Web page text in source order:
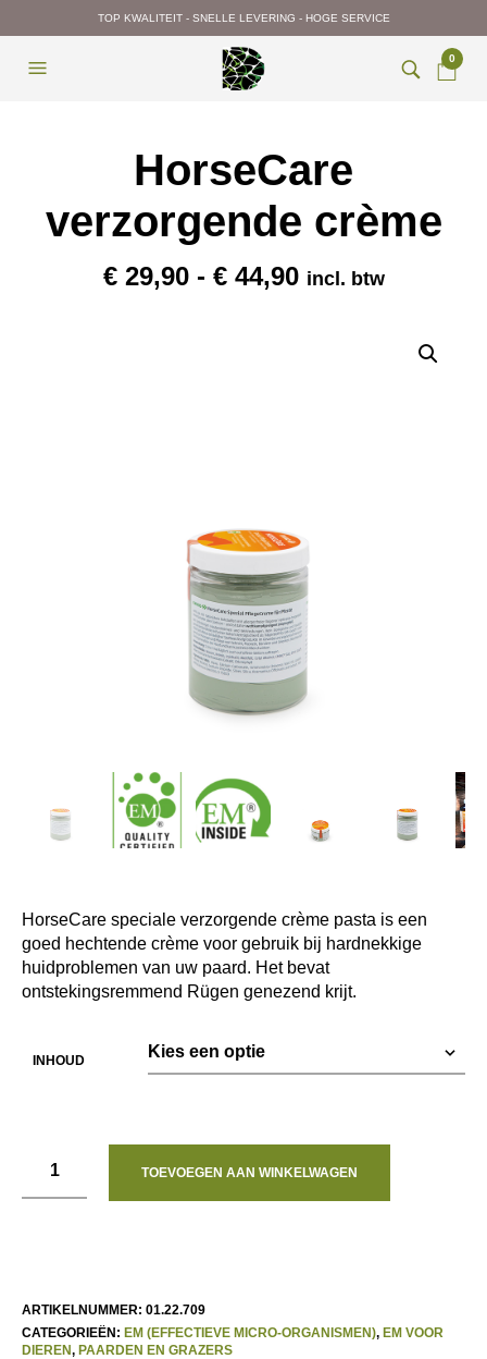
TOP KWALITEIT - SNELLE LEVERING - HOGE SERVICE
0
HorseCare
verzorgende crème
€29,90 - €44,90Prijsklasse:
incl. btw
HorseCare speciale verzorgende crème pasta is een
goed hechtende crème voor gebruik bij hardnekkige
huidproblemen van uw paard. Het bevat
ontstekingsremmend Rügen genezend krijt.
INHOUD
TOEVOEGEN AAN WINKELWAGEN
ARTIKELNUMMER: 01.22.709
CATEGORIEËN: EM (EFFECTIEVE MICRO-ORGANISMEN), EM VOOR
DIEREN, PAARDEN EN GRAZERS